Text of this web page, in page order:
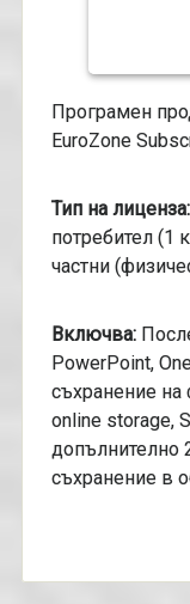
Програмен
EuroZone
Тип на лиценза:
потребител (1
частни
Включва:
PowerPoint,
съхранение на
online storage,
допълнително
съхранение в